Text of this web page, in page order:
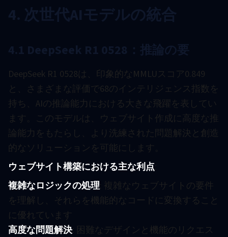
4. 次世代AIモデルの統合
4.1 DeepSeek R1 0528：推論の要
DeepSeek R1 0528は、印象的なMMLUスコア0.849
と、さまざまな評価で68のインテリジェンス指数を
持ち、AIの推論能力における大きな飛躍を表してい
ます。このモデルは、ウェブサイト作成に高度な推
論能力をもたらし、より洗練された問題解決と創造
的なソリューションを可能にします。
ウェブサイト構築における主な利点:
複雑なロジックの処理: 複雑なウェブサイトの要件
を理解し、それらを機能的なコードに変換すること
に優れています
高度な問題解決: 困難なデザインと機能のリクエス